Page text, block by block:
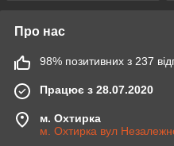
Про нас
98% позитивних з 237
Працює з 28.07.2020
м. Охтирка
м. Охтирка вул